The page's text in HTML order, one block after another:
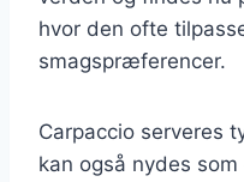
hvor den ofte
smagspræferencer.
Carpaccio serveres
kan også nydes